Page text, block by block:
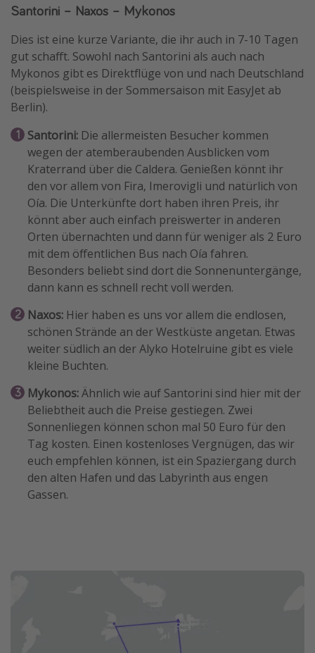
Santorini – Naxos – Mykonos
Dies ist eine kurze Variante, die ihr auch in 7-10 Tagen
gut schafft. Sowohl nach Santorini als auch nach
Mykonos gibt es Direktflüge von und nach Deutschland
(beispielsweise in der Sommersaison mit EasyJet ab
Berlin).
Santorini: Die allermeisten Besucher kommen
wegen der atemberaubenden Ausblicken vom
Kraterrand über die Caldera. Genießen könnt ihr
den vor allem von Fira, Imerovigli und natürlich von
Oía. Die Unterkünfte dort haben ihren Preis, ihr
könnt aber auch einfach preiswerter in anderen
Orten übernachten und dann für weniger als 2 Euro
mit dem öffentlichen Bus nach Oía fahren.
Besonders beliebt sind dort die Sonnenuntergänge,
dann kann es schnell recht voll werden.
Naxos: Hier haben es uns vor allem die endlosen,
schönen Strände an der Westküste angetan. Etwas
weiter südlich an der Alyko Hotelruine gibt es viele
kleine Buchten.
Mykonos:Ähnlich wie auf Santorini sind hier mit der
Beliebtheit auch die Preise gestiegen. Zwei
Sonnenliegen können schon mal 50 Euro für den
Tag kosten. Einen kostenloses Vergnügen, das wir
euch empfehlen können, ist ein Spaziergang durch
den alten Hafen und das Labyrinth aus engen
Gassen.